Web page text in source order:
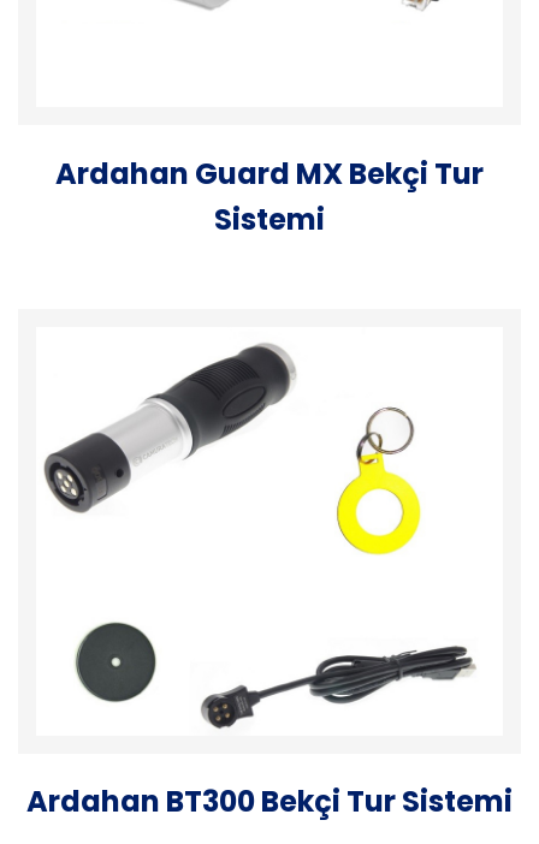
Ardahan Guard MX Bekçi Tur
Sistemi
Ardahan BT300 Bekçi Tur Sistemi